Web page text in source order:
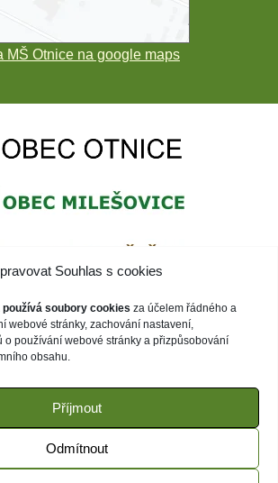
Souhlas s cookies
soubory cookies za účelem řádného a
webové stránky, zachování nastavení,
o používání webové stránky a přizpůsobování
obsahu.
Příjmout
Odmítnout
MŠ Otnice na google maps